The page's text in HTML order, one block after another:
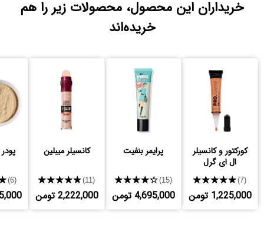
خریداران این محصول، محصولات زیر را هم
خریده‌اند
کورکتور و کانسیلر
ال ای گرل
★★★★★(7)
1,225,000 تومن
پرایمر بنفیت
★★★★★(15)
4,695,000 تومن
کانسیلر میبلین
★★★★★(11)
2,222,000 تومن
(6)